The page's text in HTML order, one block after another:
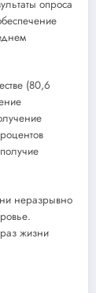
опроса
(80,6
неразрывно
жизни